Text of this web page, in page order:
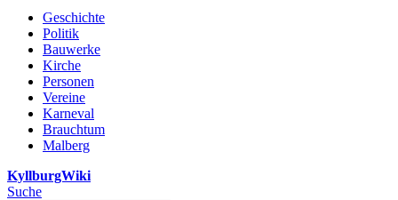
Geschichte
Politik
Bauwerke
Kirche
Personen
Vereine
Karneval
Brauchtum
Malberg
KyllburgWiki
Suche